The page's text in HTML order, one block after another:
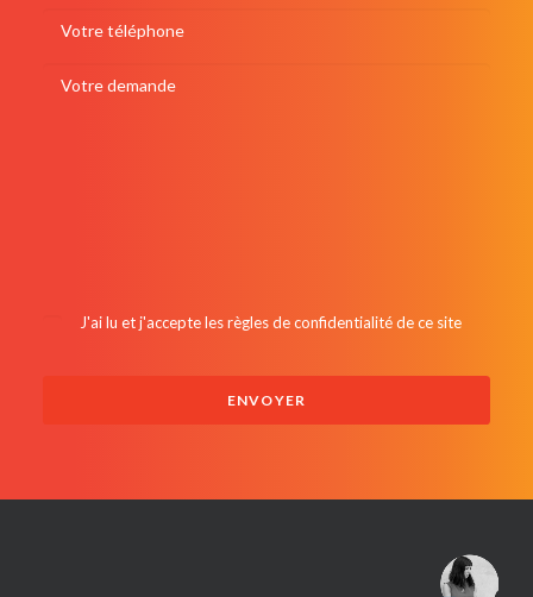
J'ai lu et j'accepte lesrègles de confidentialité de ce site